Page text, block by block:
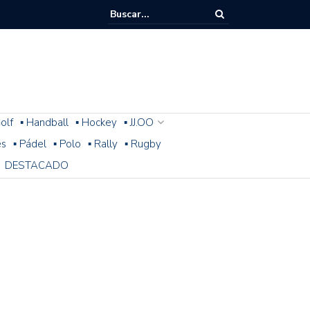
▪ Handball ▪ Hockey ▪ JJ.OO
▪ Pádel ▪ Polo ▪ Rally ▪ Rugby
DESTACADO